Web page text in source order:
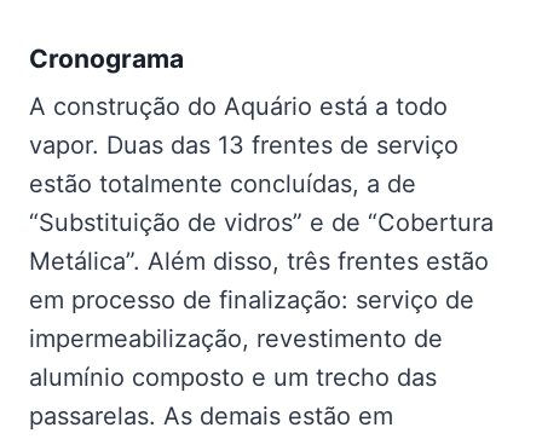
Cronograma
A construção do Aquário está a todo
vapor. Duas das 13 frentes de serviço
estão totalmente concluídas, a de
“Substituição de vidros” e de “Cobertura
Metálica”. Além disso, três frentes estão
em processo de finalização: serviço de
impermeabilização, revestimento de
alumínio composto e um trecho das
passarelas. As demais estão em